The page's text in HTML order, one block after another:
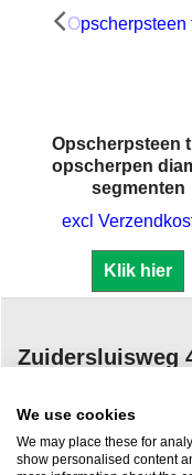
Opscherpsteen
opscherpen
segmenten
excl
Klik hier
Zuidersluisweg
Nederland
We use cookies
We may place these for
show personalised content